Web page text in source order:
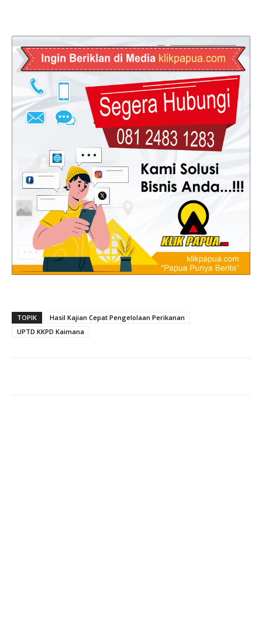
TOPIK
Hasil Kajian Cepat Pengelolaan Perikanan
UPTD KKPD Kaimana